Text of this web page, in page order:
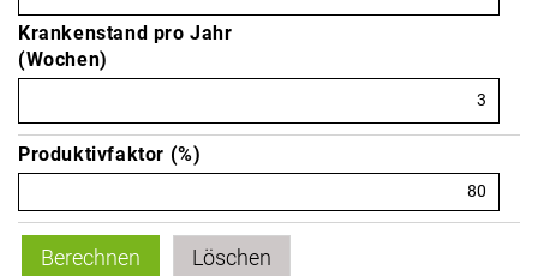
Krankenstand pro Jahr
(Wochen)
Produktivfaktor (%)